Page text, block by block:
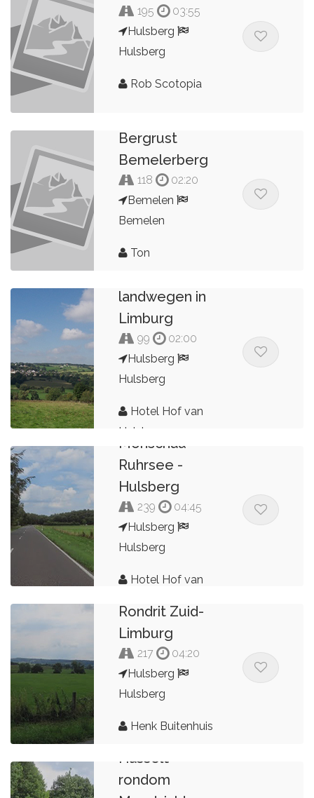
195
03:55
Hulsberg
Hulsberg
Rob Scotopia
Bergrust
Bemelerberg
118
02:20
Bemelen
Bemelen
Ton
landwegen in
Limburg
99
02:00
Hulsberg
Hulsberg
Hotel Hof van
Hulsberg
Hulsberg -
Monschau -
Ruhrsee -
Hulsberg
239
04:45
Hulsberg
Hulsberg
Hotel Hof van
Rondrit Zuid-
Limburg
217
04:20
Hulsberg
Hulsberg
Henk Buitenhuis
Hasselt
rondom